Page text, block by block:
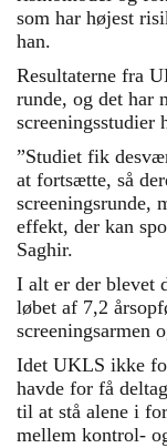
som har højest
han.
Resultaterne fra
runde, og det har
screeningsstudier
”Studiet fik
at fortsætte, så
screeningsrunde,
effekt, der kan
Saghir.
I alt er der blevet
løbet af 7,2
screeningsarmen
Idet UKLS ikke
havde for få
til at stå alene i
mellem kontrol-